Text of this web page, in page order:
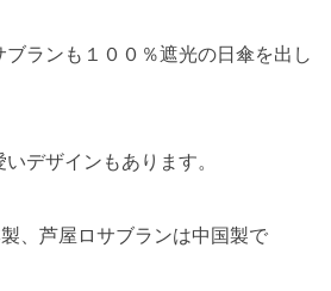
ブランも１００％遮光の日傘を出し
デザインもあります。
、芦屋ロサブランは中国製で